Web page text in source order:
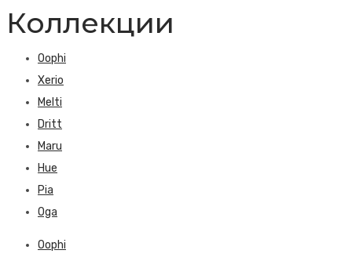
Коллекции
Oophi
Xerio
Melti
Dritt
Maru
Hue
Pia
Oga
Oophi